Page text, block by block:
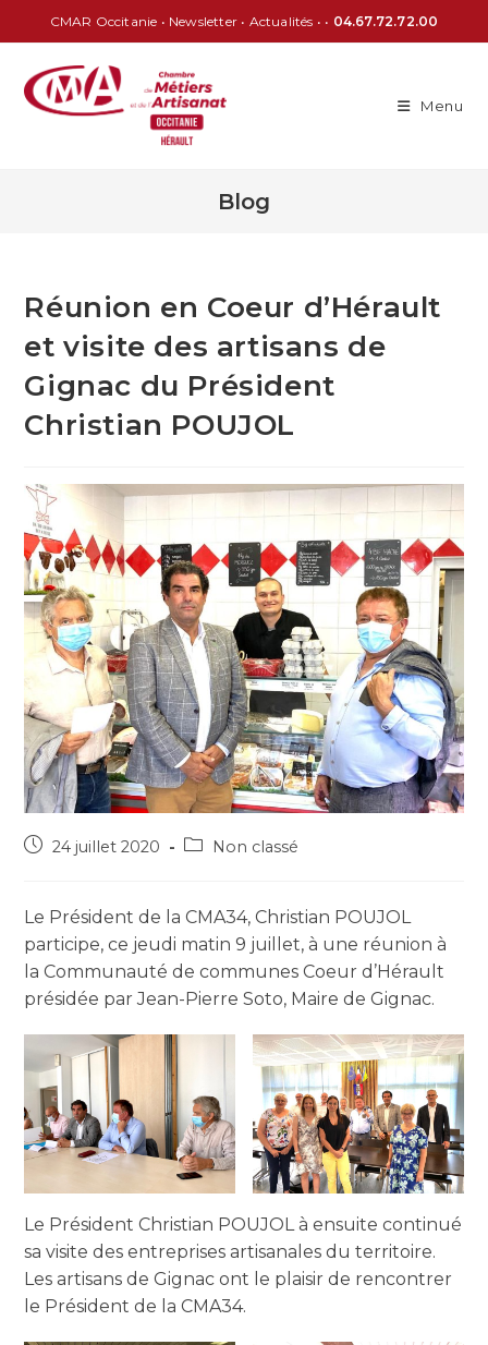
CMAR Occitanie • Newsletter • Actualités • • 04.67.72.72.00
Menu
Blog
Réunion en Coeur d’Hérault
et visite des artisans de
Gignac du Président
Christian POUJOL
24 juillet 2020 Non classé
Le Président de la CMA34, Christian POUJOL
participe, ce jeudi matin 9 juillet, à une réunion à
la Communauté de communes Coeur d’Hérault
présidée par Jean-Pierre Soto, Maire de Gignac.
Le Président Christian POUJOL à ensuite continué
sa visite des entreprises artisanales du territoire.
Les artisans de Gignac ont le plaisir de rencontrer
le Président de la CMA34.